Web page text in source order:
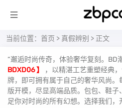
当前位置： 首页 > 真假辨别 > 正文
“邂逅时尚传奇，体验奢华复刻。BD
BDXD06 】
，以精湛工艺重塑经典
牌，即可拥有属于自己的奢华风尚。
版开模，尽显高端品质。包包、鞋
足你对时尚的所有幻想。选择我们，